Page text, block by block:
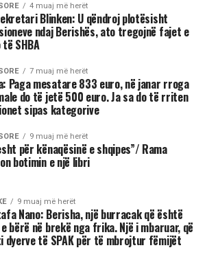
4 muaj më herët
Blinken: U qëndroj plotësisht
ndaj Berishës, ato tregojnë fajet e
SHBA
7 muaj më herët
Paga mesatare 833 euro, në janar rroga
do të jetë 500 euro. Ja sa do të rriten
sipas kategorive
9 muaj më herët
për kënaqësinë e shqipes”/ Rama
botimin e një libri
9 muaj më herët
Nano: Berisha, një burracak që është
bërë në brekë nga frika. Një i mbaruar, që
dyerve të SPAK për të mbrojtur fëmijët